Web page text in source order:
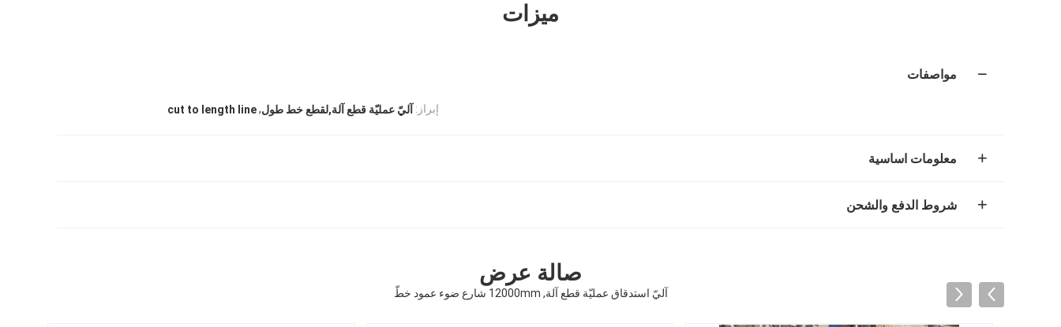
ميزات
مواصفات
إبراز: آليّ عمليّة قطع آلة,لقطع خط طول,
cut to length line
معلومات اساسية
شروط الدفع والشحن
صالة عرض
آليّ استدقاق عمليّة قطع آلة, 12000mm شارع ضوء عمود خطّ